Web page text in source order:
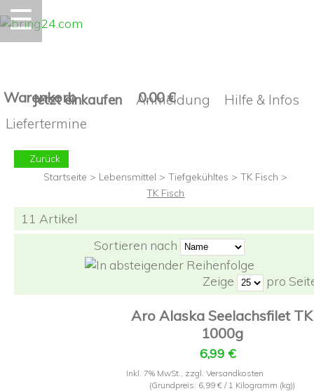
☰
Warenkorb 0.00 €
Jetzt einkaufen Anmeldung
Hilfe & Infos
Liefertermine
Zurück
Startseite > Lebensmittel > Tiefgekühltes > TK Fisch >
TK Fisch
11 Artikel
Sortieren nach
Zeige pro
Aro Alaska Seelachsfilet TK
1000g
6,99 €
Inkl. 7% MwSt. zzgl. Versandkosten
(Grundpreis: 6,99 €/ 1 Kilogramm (kg))